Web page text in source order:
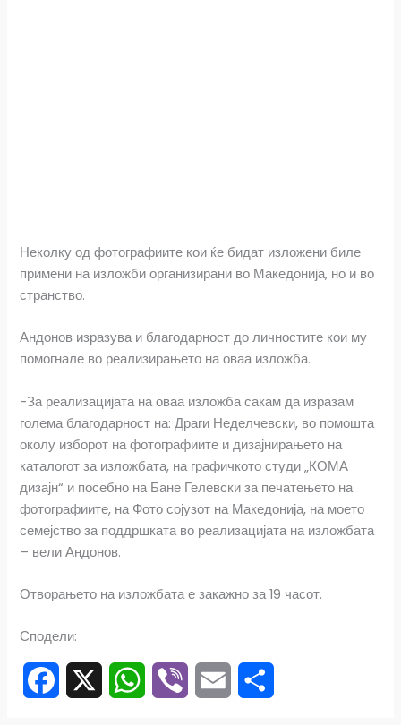
Неколку од фотографиите кои ќе бидат изложени биле
примени на изложби организирани во Македонија, но и во
странство.
Андонов изразува и благодарност до личностите кои му
помогнале во реализирањето на оваа изложба.
-За реализацијата на оваа изложба сакам да изразам
голема благодарност на: Драги Неделчевски, во помошта
околу изборот на фотографиите и дизајнирањето на
каталогот за изложбата, на графичкото студи „КОМА
дизајн“ и посебно на Бане Гелевски за печатењето на
фотографиите, на Фото сојузот на Македонија, на моето
семејство за поддршката во реализацијата на изложбата
– вели Андонов.
Отворањето на изложбата е закажно за 19 часот.
Сподели: